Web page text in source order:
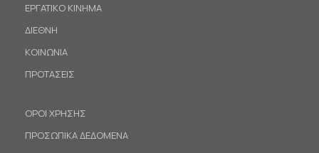
ΕΡΓΑΤΙΚΟ ΚΙΝΗΜΑ
ΔΙΕΘΝΗ
ΚΟΙΝΩΝΙΑ
ΠΡΟΤΑΣΕΙΣ
ΟΡΟΙ ΧΡΗΣΗΣ
ΠΡΟΣΩΠΙΚΑ ΔΕΔΟΜΕΝΑ